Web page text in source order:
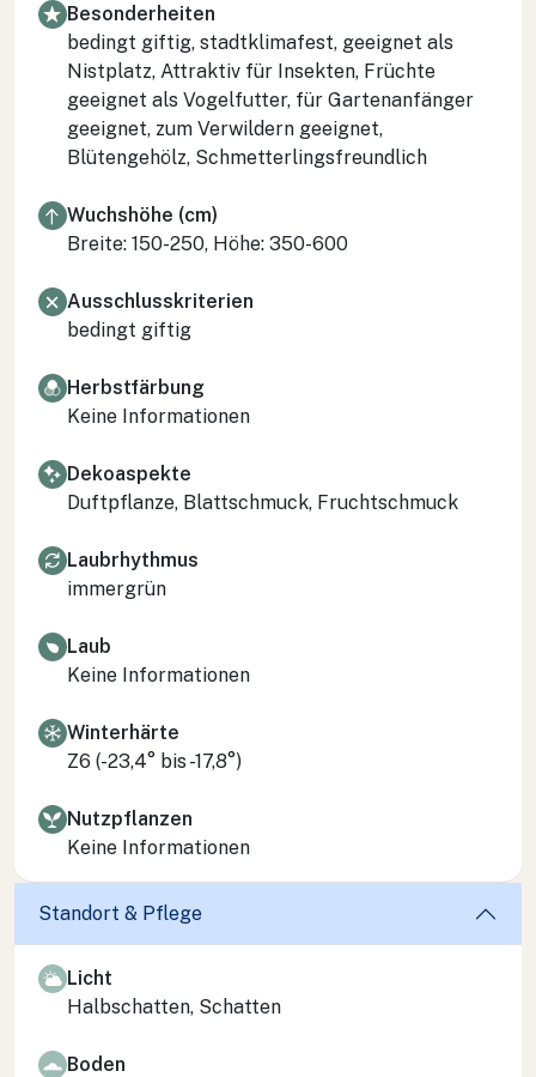
Besonderheiten
bedingt giftig, stadtklimafest, geeignet als
Nistplatz, Attraktiv für Insekten, Früchte
geeignet als Vogelfutter, für Gartenanfänger
geeignet, zum Verwildern geeignet,
Blütengehölz, Schmetterlingsfreundlich
Wuchshöhe (cm)
Breite: 150-250, Höhe: 350-600
Ausschlusskriterien
bedingt giftig
Herbstfärbung
Keine Informationen
Dekoaspekte
Duftpflanze, Blattschmuck, Fruchtschmuck
Laubrhythmus
immergrün
Laub
Keine Informationen
Winterhärte
Z6 (-23,4° bis -17,8°)
Nutzpflanzen
Keine Informationen
Standort & Pflege
Licht
Halbschatten, Schatten
Boden